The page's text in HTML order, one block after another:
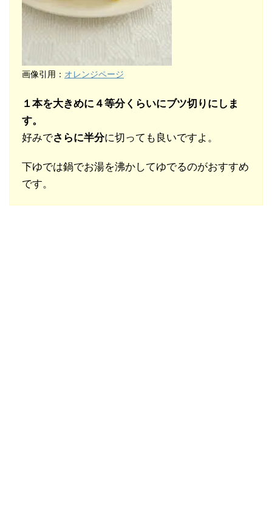
画像引用： オレンジページ
１本を大きめに４等分くらいにブツ切りにしま
す。
好みでさらに半分に切っても良いですよ。
下ゆでは鍋でお湯を沸かしてゆでるのがおすすめ
です。